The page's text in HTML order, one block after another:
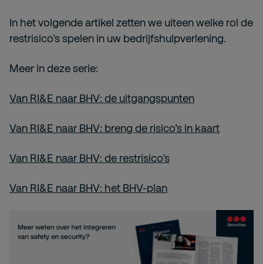
In het volgende artikel zetten we uiteen welke rol de
restrisico’s spelen in uw bedrijfshulpverlening.
Meer in deze serie:
Van RI&E naar BHV: de uitgangspunten
Van RI&E naar BHV: breng de risico’s in kaart
Van RI&E naar BHV: de restrisico’s
Van RI&E naar BHV: het BHV-plan